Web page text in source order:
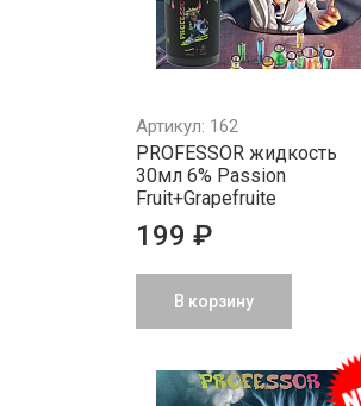
Артикул: 162
PROFESSOR жидкость
30мл 6% Passion
Fruit+Grapefruite
199 ₽
В корзину